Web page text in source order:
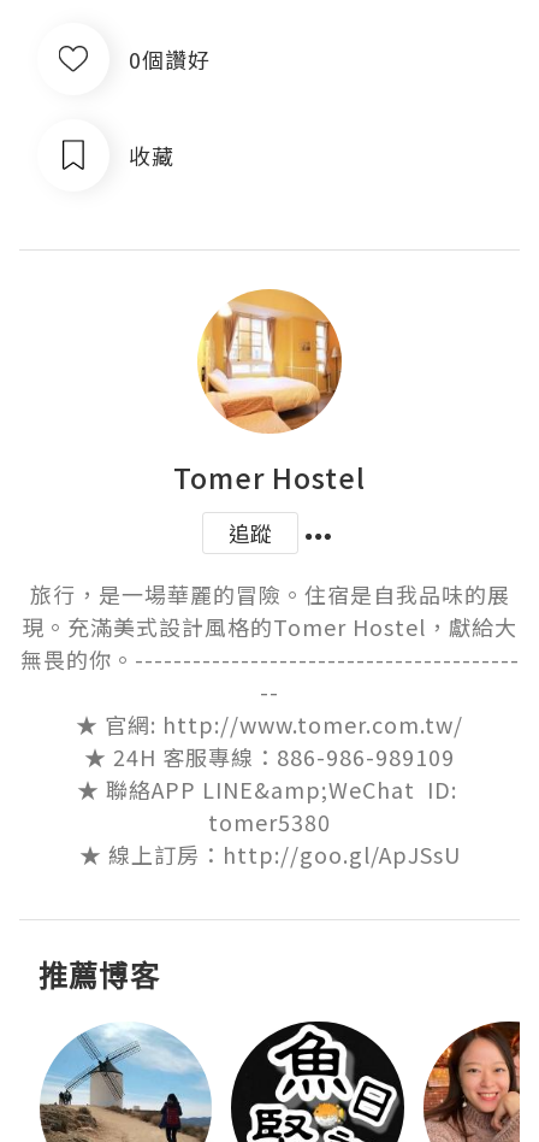
0個讚好
收藏
Tomer Hostel
追蹤
旅行，是一場華麗的冒險。住宿是自我品味的展
現。充滿美式設計風格的Tomer Hostel，獻給大
無畏的你。----------------------------------------
--
★ 官網: http://www.tomer.com.tw/
★ 24H 客服專線：886-986-989109
★ 聯絡APP LINE&amp;WeChat  ID:
tomer5380
★ 線上訂房：http://goo.gl/ApJSsU
推薦博客